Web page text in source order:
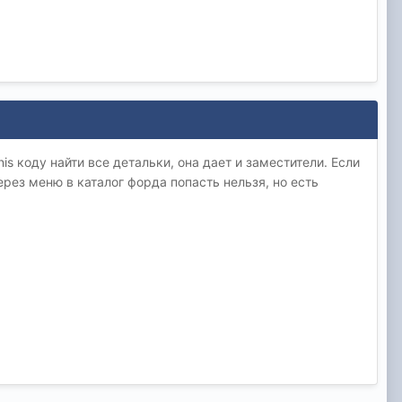
коду найти все детальки, она дает и заместители. Если
меню в каталог форда попасть нельзя, но есть